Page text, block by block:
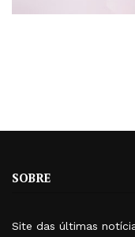
SOBRE
Site das últimas